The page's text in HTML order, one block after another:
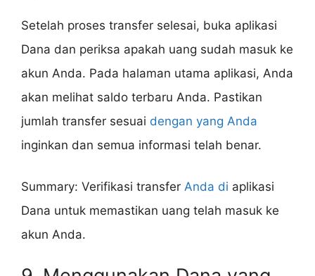
Setelah proses transfer selesai, buka aplikasi
Dana dan periksa apakah uang sudah masuk ke
akun Anda. Pada halaman utama aplikasi, Anda
akan melihat saldo terbaru Anda. Pastikan
jumlah transfer sesuai dengan yang Anda
inginkan dan semua informasi telah benar.
Summary: Verifikasi transfer Anda di aplikasi
Dana untuk memastikan uang telah masuk ke
akun Anda.